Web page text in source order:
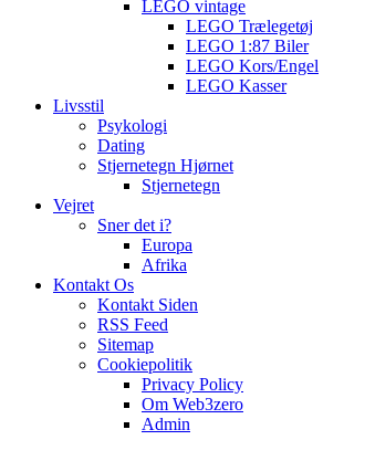
LEGO vintage
LEGO Trælegetøj
LEGO 1:87 Biler
LEGO Kors/Engel
LEGO Kasser
Livsstil
Psykologi
Dating
Stjernetegn Hjørnet
Stjernetegn
Vejret
Sner det i?
Europa
Afrika
Kontakt Os
Kontakt Siden
RSS Feed
Sitemap
Cookiepolitik
Privacy Policy
Om Web3zero
Admin